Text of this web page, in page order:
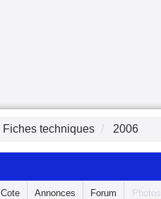
Fiches techniques 2006
Cote Annonces Forum Photos